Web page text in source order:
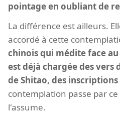
pointage en oubliant de
La différence est ailleurs.
accordé à cette
chinois qui médite face
est déjà chargée des vers
de Shitao, des
contemplation passe par
l'assume.